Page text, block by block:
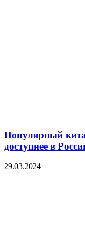
Популярный
доступнее в
29.03.2024